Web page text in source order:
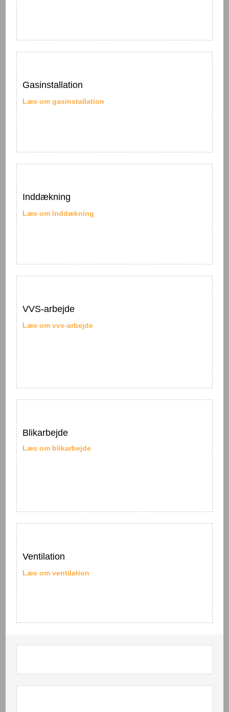
Gasinstallation
Læs om gasinstallation
Inddækning
​Læs om​ lnddækning
VVS-arbejde
Læs om ​vvs-arbejde
Blikarbejde​
Læs ​om blikarbejde
Ventilation
Læs om ventilation